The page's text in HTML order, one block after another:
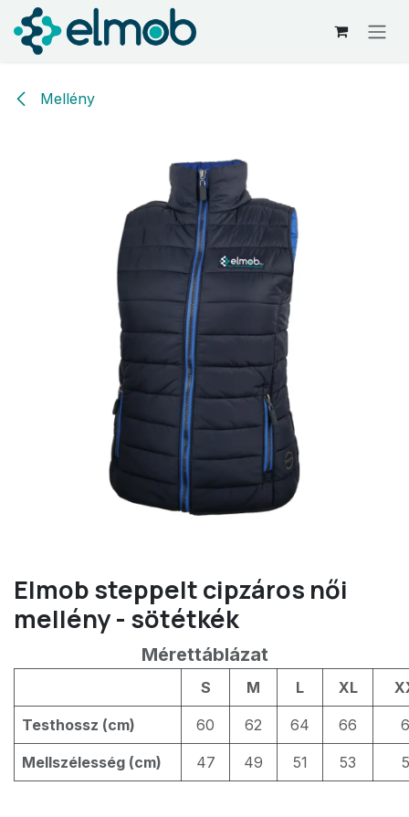
Kihagyás és továbblépés a tartalomhoz
Mellény
Elmob steppelt cipzáros női
mellény - sötétkék
Mérettáblázat
S M L XL
Testhossz (cm) 60 62 64 66
Mellszélesség (cm) 47 49 51 53